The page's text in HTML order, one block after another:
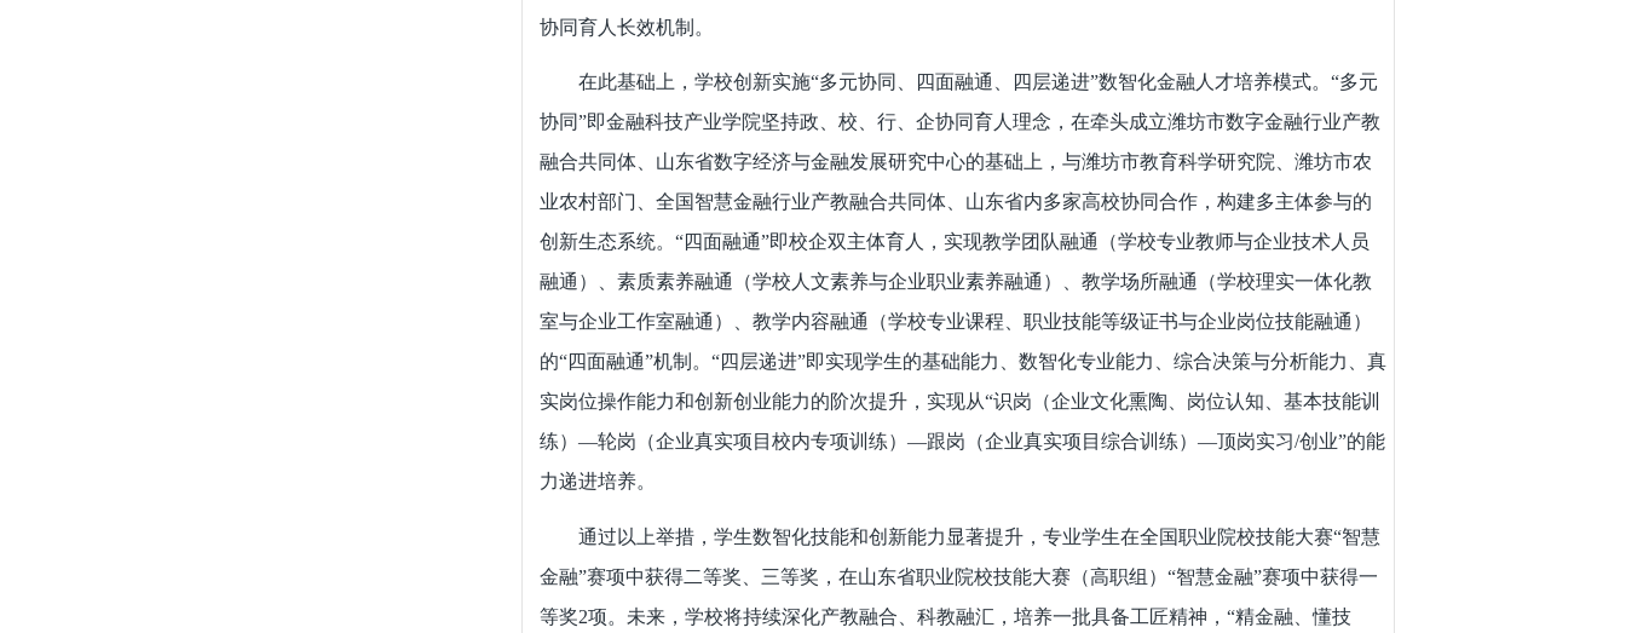
协同育人长效机制。
在此基础上，学校创新实施“多元协同、四面融通、四层递进”数智化金融人才培养模式。“多元
协同”即金融科技产业学院坚持政、校、行、企协同育人理念，在牵头成立潍坊市数字金融行业产教
融合共同体、山东省数字经济与金融发展研究中心的基础上，与潍坊市教育科学研究院、潍坊市农
业农村部门、全国智慧金融行业产教融合共同体、山东省内多家高校协同合作，构建多主体参与的
创新生态系统。“四面融通”即校企双主体育人，实现教学团队融通（学校专业教师与企业技术人员
融通）、素质素养融通（学校人文素养与企业职业素养融通）、教学场所融通（学校理实一体化教
室与企业工作室融通）、教学内容融通（学校专业课程、职业技能等级证书与企业岗位技能融通）
的“四面融通”机制。“四层递进”即实现学生的基础能力、数智化专业能力、综合决策与分析能力、真
实岗位操作能力和创新创业能力的阶次提升，实现从“识岗（企业文化熏陶、岗位认知、基本技能训
练）—轮岗（企业真实项目校内专项训练）—跟岗（企业真实项目综合训练）—顶岗实习/创业”的能
力递进培养。
通过以上举措，学生数智化技能和创新能力显著提升，专业学生在全国职业院校技能大赛“智慧
金融”赛项中获得二等奖、三等奖，在山东省职业院校技能大赛（高职组）“智慧金融”赛项中获得一
等奖2项。未来，学校将持续深化产教融合、科教融汇，培养一批具备工匠精神，“精金融、懂技